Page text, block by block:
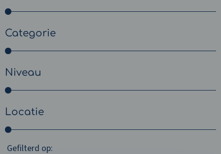
Categorie
Niveau
Locatie
Gefilterd op: